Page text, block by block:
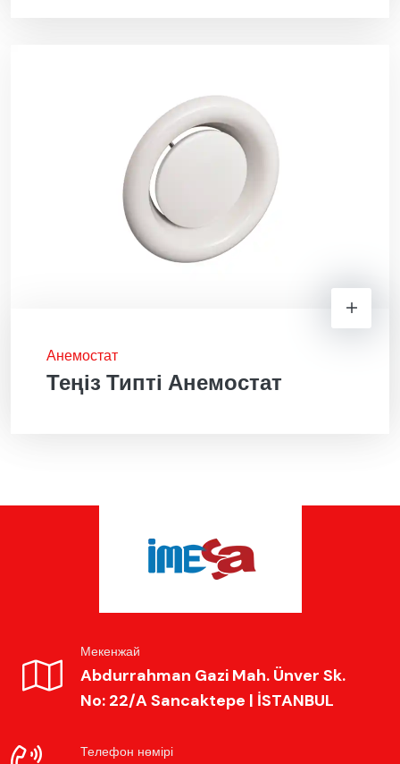
Анемостат
Теңіз Типті Анемостат
Телефон нөмірі
Мекенжай
Abdurrahman Gazi Mah. Ünver Sk.
No: 22/A Sancaktepe | İSTANBUL